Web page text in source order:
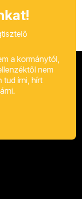
a kormánytól,
nem
tud írni, hírt